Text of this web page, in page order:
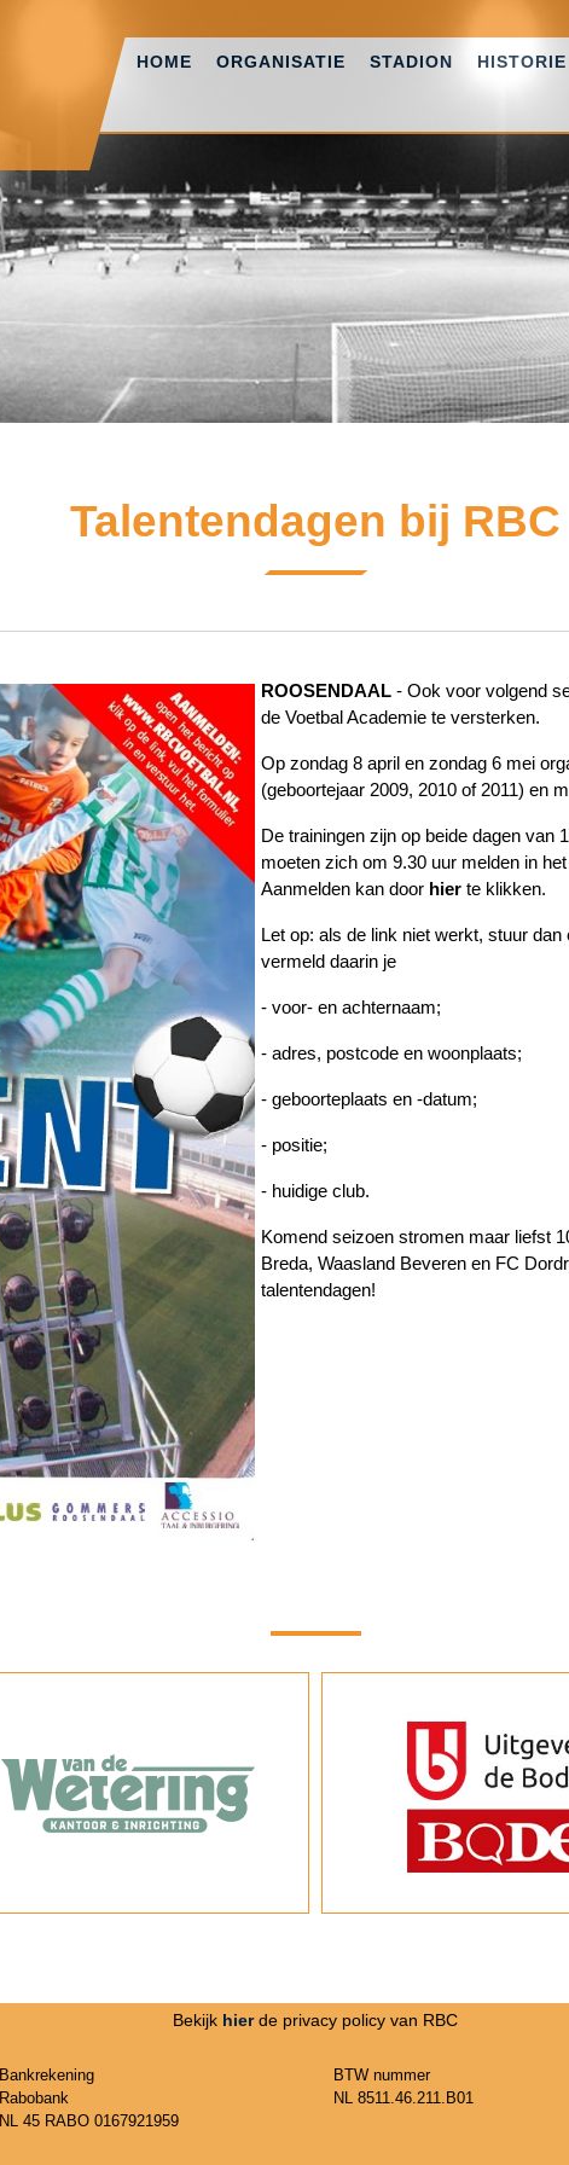
HOME ORGANISATIE STADION HISTORIE
Talentendagen bij RBC
ROOSENDAAL - Ook voor volgend
de Voetbal Academie te versterken.
Op zondag 8 april en zondag 6 mei
(geboortejaar 2009, 2010 of 2011) en
De trainingen zijn op beide dagen van
moeten zich om 9.30 uur melden in
Aanmelden kan door hier te klikken.
Let op: als de link niet werkt, stuur
vermeld daarin je
- voor- en achternaam;
- adres, postcode en woonplaats;
- geboorteplaats en -datum;
- positie;
- huidige club.
Komend seizoen stromen maar liefst
Breda, Waasland Beveren en FC
talentendagen!
Bekijk hier de privacy policy van RBC
Bankrekening
Rabobank
NL 45 RABO 0167921959
BTW nummer
NL 8511.46.211.B01